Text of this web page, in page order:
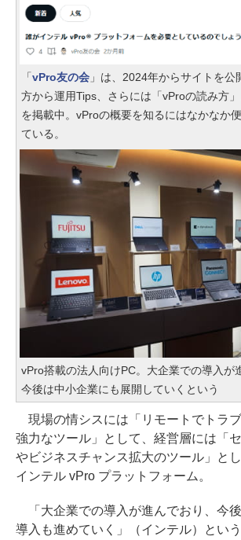
「vPro友の会」は、2024年からサイトを公
方から運用Tips、さらには「vProの読み方
を掲載中。vProの概要を知るにはなかなか
ている。
vPro搭載の法人向けPC。大企業での導入が
今後は中小企業にも展開していくという
現場の情シスには「リモートでトラ
強力なツール」として、経営層には「
やビジネスチャンス拡大のツール」と
インテル vPro プラットフォーム。
「大企業での導入が進んでおり、今
導入も進めていく」（インテル）とい